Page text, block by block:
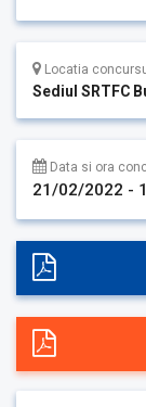
Locatia
Sediul SRTFC
Data si ora
21/02/2022 -